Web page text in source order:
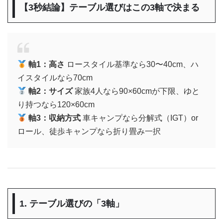
【3秒結論】テーブル選びはこの3軸で決まる
軸1：高さ ロースタイル基準なら30〜40cm、ハ
イスタイルなら70cm
軸2：サイズ家族4人なら90×60cmが下限、ゆと
り持つなら120×60cm
軸3：収納方式 車キャンプなら分解式（IGT）or
ロール、徒歩キャンプなら折り畳み一択
1. テーブル選びの「3軸」